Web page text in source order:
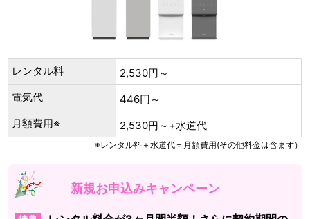
レンタル料
2,530円～
電気代
446円～
月額費用※
2,530円～+水道代
※レンタル料＋水道代＝月額費用(その他料金は含まず）
新規お申込みキャンペーン